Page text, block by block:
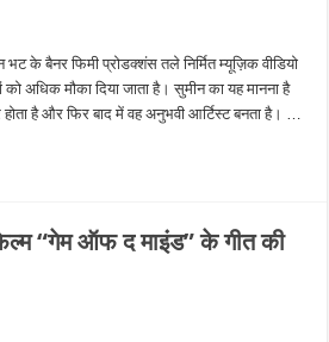
भट के बैनर फिमी प्रोडक्शंस तले निर्मित म्यूज़िक वीडियो
अधिक मौका दिया जाता है। सुमीन का यह मानना ​​है
है और फिर बाद में वह अनुभवी आर्टिस्ट बनता है। …
“गेम ऑफ द माइंड” के गीत की